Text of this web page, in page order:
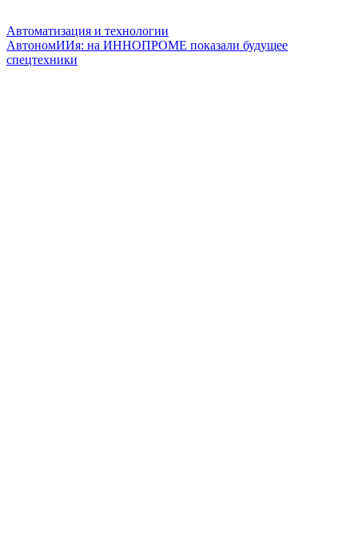
Автоматизация и технологии
АвтономИИя: на ИННОПРОМЕ показали будущее
спецтехники